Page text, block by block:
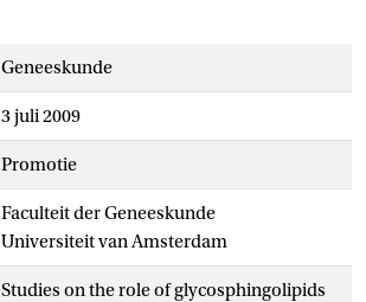
Geneeskunde
3 juli 2009
promotie
Faculteit der Geneeskunde
Universiteit van Amsterdam
Studies on the role of glycosphingolipids